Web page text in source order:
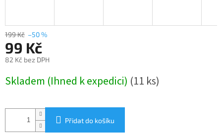
199 Kč –50 %
99 Kč
82 Kč bez DPH
cena:
Skladem (Ihned k expedici) (11 ks)
Přidat do košíku